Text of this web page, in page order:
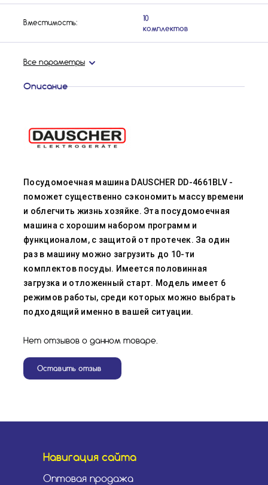
Вместимость:
10
комплектов
Все параметры
Описание
Посудомоечная машина DAUSCHER DD-4661BLV -
поможет существенно сэкономить массу времени
и облегчить жизнь хозяйке. Эта посудомоечная
машина с хорошим набором программ и
функционалом, с защитой от протечек. За один
раз в машину можно загрузить до 10-ти
комплектов посуды. Имеется половинная
загрузка и отложенный старт. Модель имеет 6
режимов работы, среди которых можно выбрать
подходящий именно в вашей ситуации.
Нет отзывов о данном товаре.
Оставить отзыв
Навигация сайта
Оптовая продажа